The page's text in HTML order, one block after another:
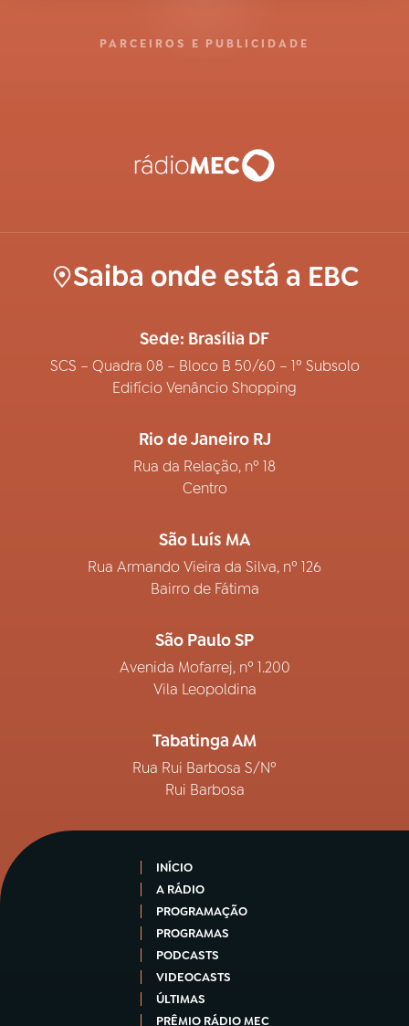
PARCEIROS E PUBLICIDADE
Saiba onde está a EBC
Sede: Brasília DF
SCS – Quadra 08 – Bloco B 50/60 – 1º Subsolo
Edifício Venâncio Shopping
Rio de Janeiro RJ
Rua da Relação, nº 18
Centro
São Luís MA
Rua Armando Vieira da Silva, nº 126
Bairro de Fátima
São Paulo SP
Avenida Mofarrej, nº 1.200
Vila Leopoldina
Tabatinga AM
Rua Rui Barbosa S/Nº
Rui Barbosa
INÍCIO
A RÁDIO
PROGRAMAÇÃO
PROGRAMAS
PODCASTS
VIDEOCASTS
ÚLTIMAS
PRÊMIO RÁDIO MEC